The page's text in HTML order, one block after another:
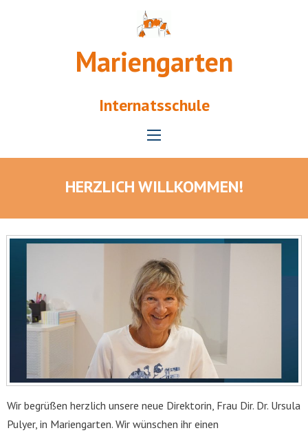
Mariengarten
Internatsschule
HERZLICH WILLKOMMEN!
Wir begrüßen herzlich unsere neue Direktorin, Frau Dir. Dr. Ursula
Pulyer, in Mariengarten. Wir wünschen ihr einen